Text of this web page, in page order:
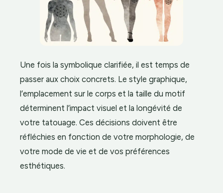
Une fois la symbolique clarifiée, il est temps de
passer aux choix concrets. Le style graphique,
l’emplacement sur le corps et la taille du motif
déterminent l’impact visuel et la longévité de
votre tatouage. Ces décisions doivent être
réfléchies en fonction de votre morphologie, de
votre mode de vie et de vos préférences
esthétiques.